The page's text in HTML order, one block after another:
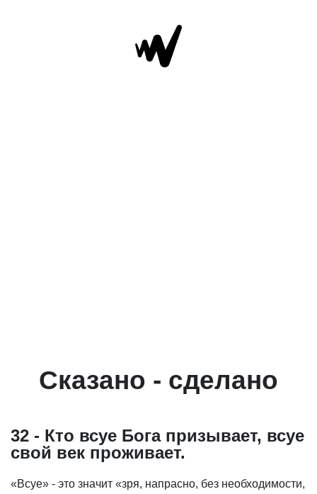
Сказано - сделано
32 - Кто всуе Бога призывает, всуе
свой век проживает.
«Всуе» - это значит «зря, напрасно, без необходимости,